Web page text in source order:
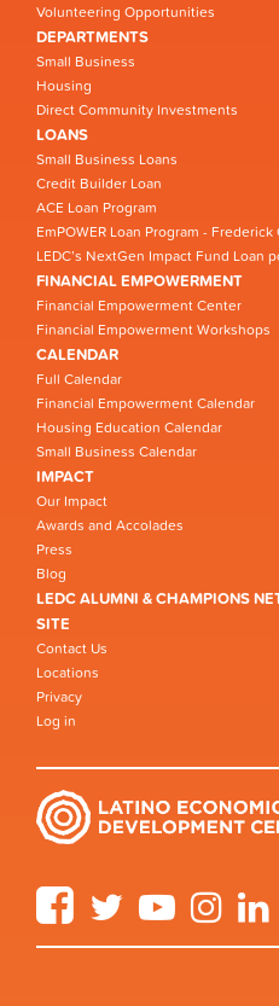
Volunteering Opportunities
DEPARTMENTS
Small Business
Housing
Direct Community Investments
LOANS
Small Business Loans
Credit Builder Loan
ACE Loan Program
EmPOWER Loan Program -
LEDC’s NextGen Impact Fund Loan
FINANCIAL EMPOWERMENT
Financial Empowerment Center
Financial Empowerment Workshops
CALENDAR
Full Calendar
Financial Empowerment Calendar
Housing Education Calendar
Small Business Calendar
IMPACT
Our Impact
Awards and Accolades
Press
Blog
LEDC ALUMNI & CHAMPIONS
SITE
Contact Us
Locations
Privacy
Log in
FacebookTwitter YouTube Instagram